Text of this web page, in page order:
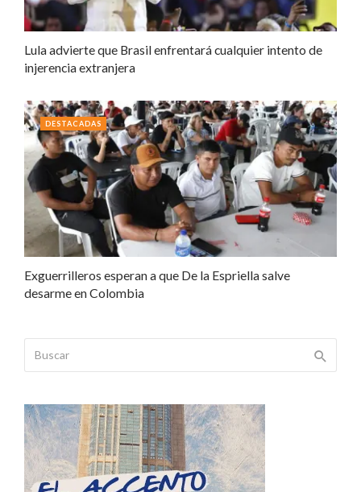
Lula advierte que Brasil enfrentará cualquier intento de
injerencia extranjera
Exguerrilleros esperan a que De la Espriella salve
desarme en Colombia
DESTACADAS